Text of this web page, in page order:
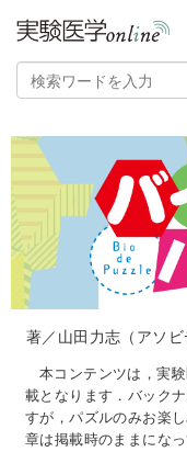
著／山田力志（アソビ
本コンテンツは，実
載となります．バック
すが，パズルのみお楽
章は掲載時のままにな